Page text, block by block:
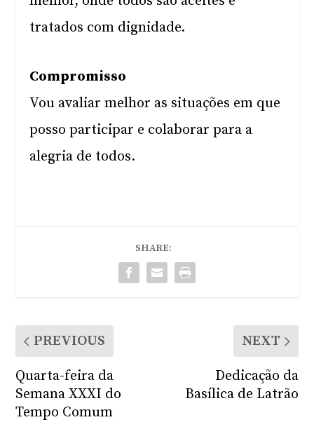
tratados com dignidade.
Compromisso
Vou avaliar melhor as situações em que
posso participar e colaborar para a
alegria de todos.
SHARE:
PREVIOUS
Quarta-feira da
Semana XXXI do
Tempo Comum
NEXT
Dedicação da
Basílica de Latrão